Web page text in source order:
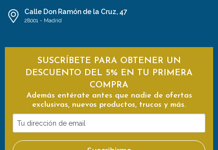
Calle Don Ramón de la Cruz, 47
28001 - Madrid
SUSCRÍBETE PARA OBTENER UN
DESCUENTO DEL 5% EN TU PRIMERA
COMPRA
Además entérate antes que nadie de ofertas
exclusivas, nuevos productos, trucos y más.
Tu
dirección
de